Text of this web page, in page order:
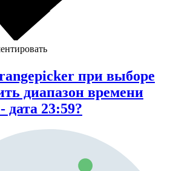
при выборе
диапазон времени
дата 23:59?